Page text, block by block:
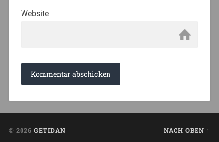
Website
© 2026 GETIDAN NACH OBEN ↑